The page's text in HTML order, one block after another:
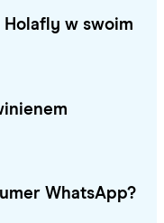
w swoim
WhatsApp?